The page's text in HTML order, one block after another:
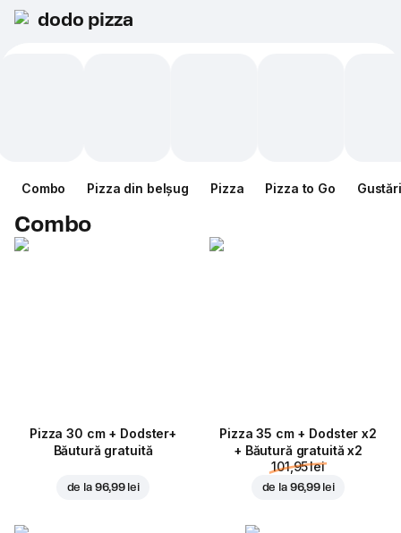
dodo pizza
Combo Pizza din belșug Pizza Pizza to Go Gustări
Combo
Pizza 30 cm + Dodster+
Băutură gratuită
de la 96,99 lei
Pizza 35 cm + Dodster x2
+ Băutură gratuită x2
101,95 lei
de la 96,99 lei